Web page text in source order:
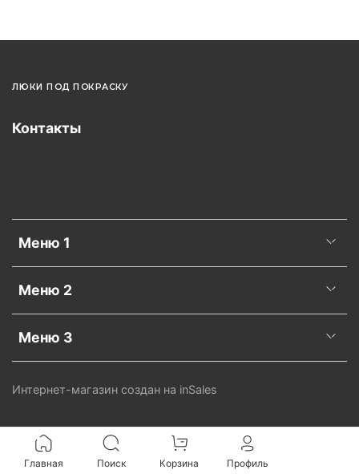
ЛЮКИ ПОД ПОКРАСКУ
Меню 1
Меню 2
Меню 3
Контакты
Интернет-магазин создан на inSales
Главная Поиск Корзина Профиль